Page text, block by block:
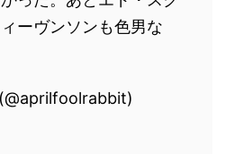
ーヴンソンも色男な
(@aprilfoolrabbit)